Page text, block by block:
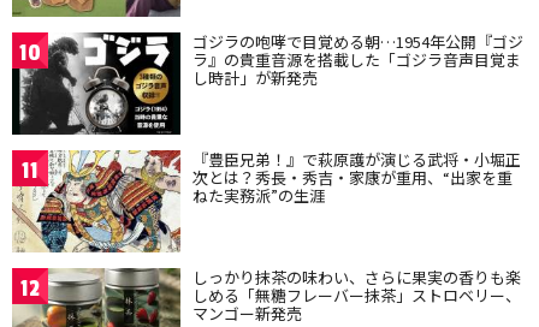
10 ゴジラの咆哮で目覚める朝…1954年公開『ゴジ
ラ』の貴重音源を搭載した「ゴジラ音声目覚ま
し時計」が新発売
11 『豊臣兄弟！』で萩原護が演じる武将・小堀正
次とは？秀長・秀吉・家康が重用、“出家を重
ねた実務派”の生涯
12 しっかり抹茶の味わい、さらに果実の香りも楽
しめる「無糖フレーバー抹茶」ストロベリー、
マンゴー新発売